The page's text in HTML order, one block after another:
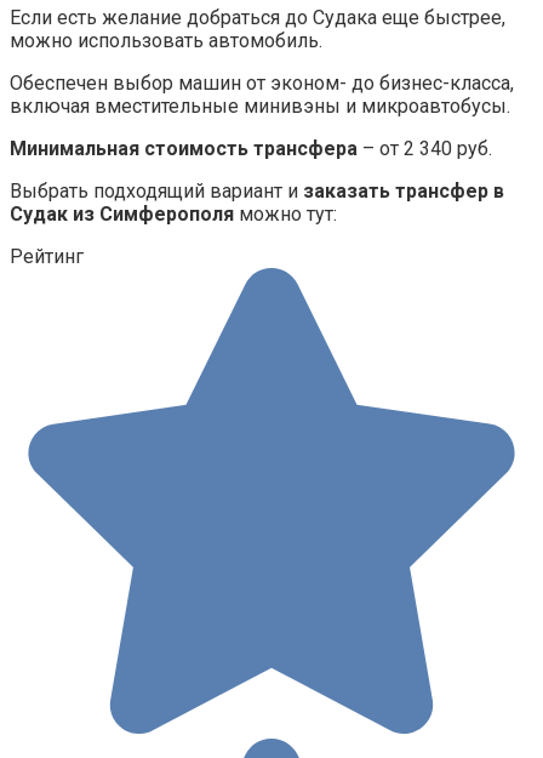
Если есть желание добраться до Судака еще быстрее,
можно использовать автомобиль.
Обеспечен выбор машин от эконом- до бизнес-класса,
включая вместительные минивэны и микроавтобусы.
Минимальная стоимость трансфера – от 2 340 руб.
Выбрать подходящий вариант и заказать трансфер в
Судак из Симферополя можно тут:
Рейтинг